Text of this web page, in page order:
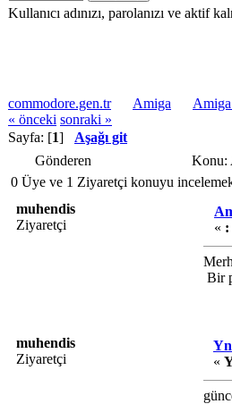
Kullanıcı adınızı, parolanızı ve aktif
commodore.gen.tr Amiga
« önceki sonraki »
Sayfa: [1] Aşağı git
Gönderen
Konu:
0 Üye ve 1 Ziyaretçi konuyu
muhendis
Ziyaretçi
« :
Bir
muhendis
Ziyaretçi
«